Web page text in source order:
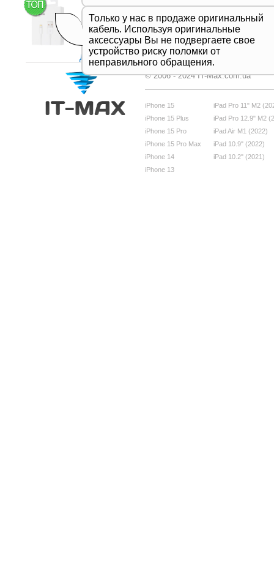
Только у нас в продаже оригинальный
кабель. Используя оригинальные
аксессуары Вы не подвергаете свое
устройство риску поломки от
неправильного обращения.
Дивитись все
© 2006 - 2024 IT-Max.com.ua
iPhone 15
iPhone 15 Plus
iPhone 15 Pro
iPhone 15 Pro Max
iPhone 14
iPhone 13
iPad Pro 11" M2
iPad Pro 12.9" M2
iPad Air M1 (2022)
iPad 10.9" (2022)
iPad 10.2" (2021)